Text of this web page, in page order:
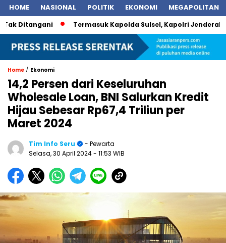
HOME NASIONAL POLITIK EKONOMI MEGAPOLITAN
Ditangani Termasuk Kapolda Sulsel, Kapolri Jenderal
Home / Ekonomi
14,2 Persen dari Keseluruhan
Wholesale Loan, BNI Salurkan Kredit
Hijau Sebesar Rp67,4 Triliun per
Maret 2024
Tim Info Seru
- Pewarta
Selasa, 30 April 2024- 11:53 WIB